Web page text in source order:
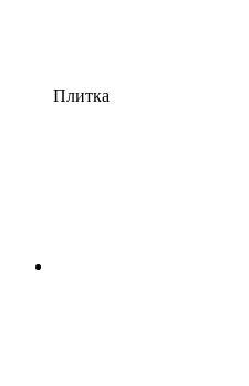
Плитка